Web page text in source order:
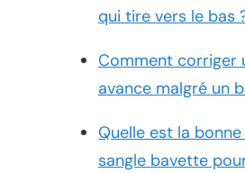
qui tire vers le bas
Comment corriger
avance malgré un
Quelle est la
sangle bavette